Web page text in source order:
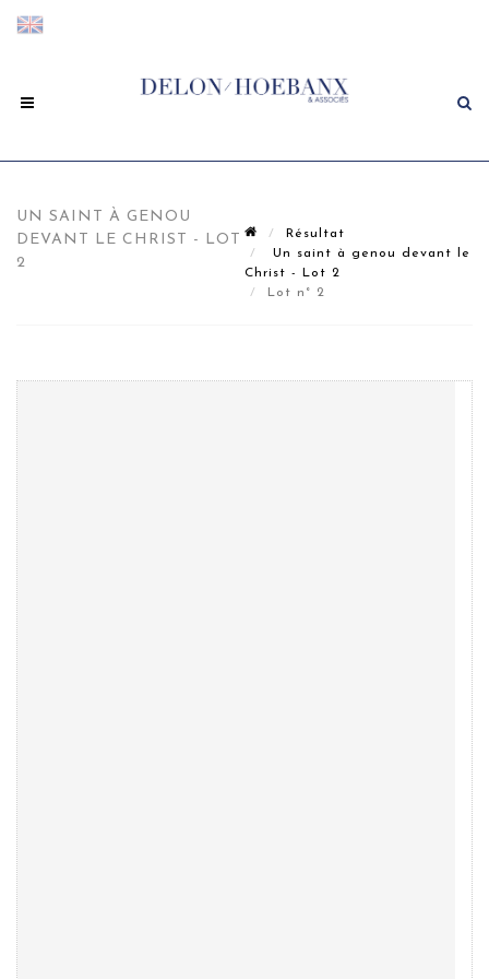
UN SAINT À GENOU
DEVANT LE CHRIST - LOT
2
Résultat
Un saint à genou devant le
Christ - Lot 2
Lot n° 2